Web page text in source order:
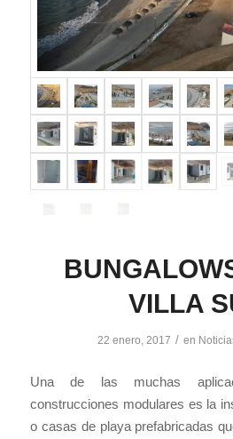
VILLA
22 enero, 2017 / en
Una de las muchas
construcciones modulares es la
o casas de playa prefabricadas